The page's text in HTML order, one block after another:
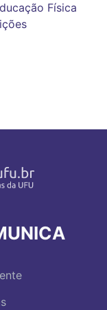
Física